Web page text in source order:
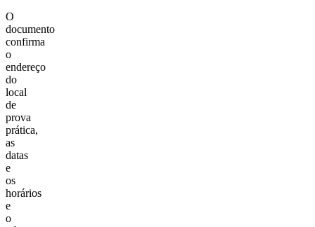
O
documento
confirma
o
endereço
do
local
de
prova
prática,
as
datas
e
os
horários
e
o